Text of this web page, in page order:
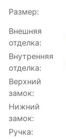
Размер:
Внешняя
отделка:
Внутренняя
отделка:
Верхний
замок:
Нижний
замок:
Ручка: